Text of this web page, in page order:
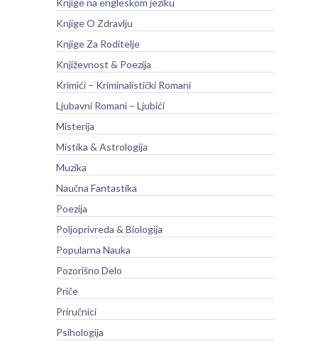
Knjige na engleskom jeziku
Knjige O Zdravlju
Knjige Za Roditelje
Književnost & Poezija
Krimići – Kriminalistički Romani
Ljubavni Romani – Ljubići
Misterija
Mistika & Astrologija
Muzika
Naučna Fantastika
Poezija
Poljoprivreda & Biologija
Popularna Nauka
Pozorišno Delo
Priče
Priručnici
Psihologija